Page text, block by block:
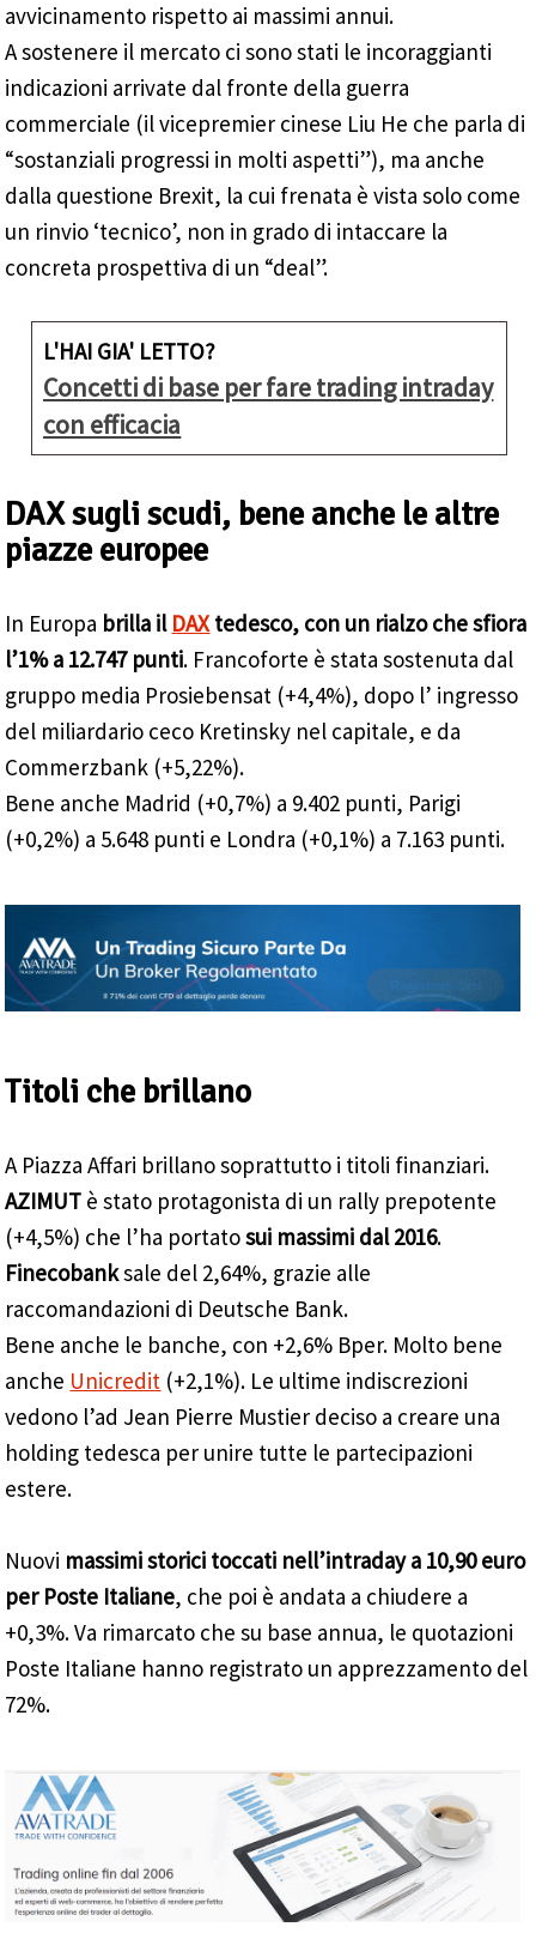
avvicinamento rispetto ai massimi annui.
A sostenere il mercato ci sono stati le incoraggianti
indicazioni arrivate dal fronte della guerra
commerciale (il vicepremier cinese Liu He che parla di
“sostanziali progressi in molti aspetti”), ma anche
dalla questione Brexit, la cui frenata è vista solo come
un rinvio ‘tecnico’, non in grado di intaccare la
concreta prospettiva di un “deal”.
L'HAI GIA' LETTO?
Concetti di base per fare trading intraday
con efficacia
DAX sugli scudi, bene anche le altre
piazze europee
In Europa brilla il DAX tedesco, con un rialzo che sfiora
l’1% a 12.747 punti. Francoforte è stata sostenuta dal
gruppo media Prosiebensat (+4,4%), dopo l’ ingresso
del miliardario ceco Kretinsky nel capitale, e da
Commerzbank (+5,22%).
Bene anche Madrid (+0,7%) a 9.402 punti, Parigi
(+0,2%) a 5.648 punti e Londra (+0,1%) a 7.163 punti.
Titoli che brillano
A Piazza Affari brillano soprattutto i titoli finanziari.
AZIMUT è stato protagonista di un rally prepotente
(+4,5%) che l’ha portatosui massimi dal 2016.
Finecobanksale del 2,64%, grazie alle
raccomandazioni di Deutsche Bank.
Bene anche le banche, con +2,6% Bper. Molto bene
anche Unicredit (+2,1%). Le ultime indiscrezioni
vedono l’ad Jean Pierre Mustier deciso a creare una
holding tedesca per unire tutte le partecipazioni
estere.
Nuovi massimi storici toccati nell’intraday a 10,90 euro
per Poste Italiane, che poi è andata a chiudere a
+0,3%. Va rimarcato che su base annua, le quotazioni
Poste Italiane hanno registrato un apprezzamento del
72%.